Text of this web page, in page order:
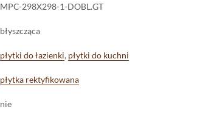
MPC-298X298-1-DOBL.GT
błyszcząca
płytki do łazienki, płytki do kuchni
płytka rektyfikowana
nie